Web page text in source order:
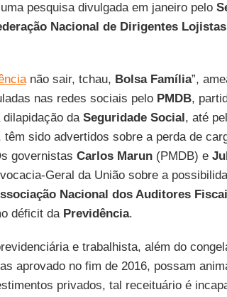
pesquisa divulgada em janeiro pelo
Nacional de Dirigentes Lojistas
não sair, tchau, Bolsa Família”,
nas redes sociais pelo PMDB,
da Seguridade Social, até
sido advertidos sobre a perda de
governistas Carlos Marun(PMDB) e
Geral da União sobre a
Nacional dos Auditores
déficit da Previdência.
e trabalhista, além do
aprovado no fim de 2016, possam
privados, tal receituário é